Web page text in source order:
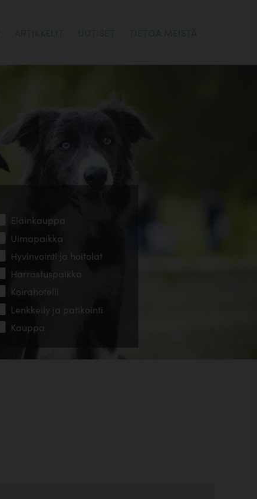
ARTIKKELIT UUTISET TIETOA MEISTÄ
Eläinkauppa
Uimapaikka
Hyvinvointi ja hoitolat
Harrastuspaikka
Koirahotelli
Lenkkeily ja patikointi
Kauppa